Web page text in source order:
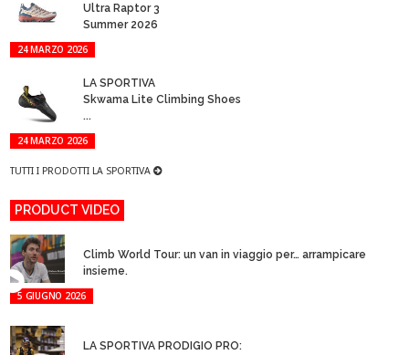
Ultra Raptor 3
Summer 2026
24 MARZO 2026
LA SPORTIVA
Skwama Lite Climbing Shoes
...
24 MARZO 2026
TUTTI I PRODOTTI LA SPORTIVA
PRODUCT VIDEO
Climb World Tour: un van in viaggio per… arrampicare
insieme.
5 GIUGNO 2026
LA SPORTIVA PRODIGIO PRO: